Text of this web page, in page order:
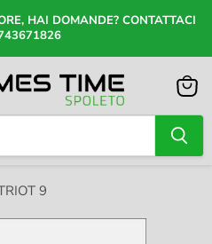
HAI DOMANDE? CONTATTACI
il
9